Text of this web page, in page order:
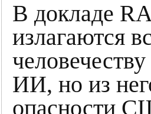
В докладе
излагаются
ИИ, но из
опасности